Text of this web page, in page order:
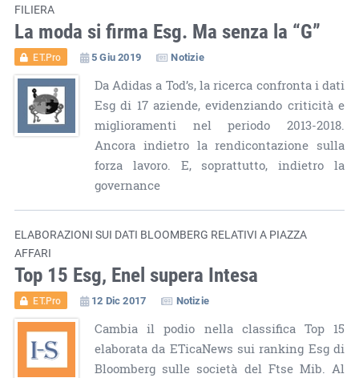
FILIERA
La moda si firma Esg. Ma senza la “G”
ET.Pro 5 Giu 2019 Notizie
Da Adidas a Tod’s, la ricerca confronta i dati
Esg di 17 aziende, evidenziando criticità e
miglioramenti nel periodo 2013-2018.
Ancora indietro la rendicontazione sulla
forza lavoro. E, soprattutto, indietro la
governance
ELABORAZIONI SUI DATI BLOOMBERG RELATIVI A PIAZZA
AFFARI
Top 15 Esg, Enel supera Intesa
ET.Pro 12 Dic 2017 Notizie
Cambia il podio nella classifica Top 15
elaborata da ETicaNews sui ranking Esg di
Bloomberg sulle società del Ftse Mib. Al